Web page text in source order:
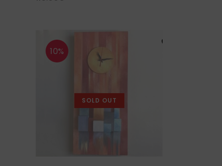
10%
SOLD OUT